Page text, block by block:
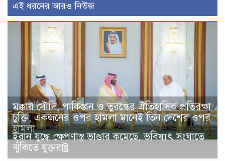
এই ধরনের আরও নিউজ
মক্কায় সৌদি, পাকিস্তান ও তুরস্কের ঐতিহাসিক প্রতিরক্ষা
চুক্তি, একজনের ওপর হামলা মানেই তিন দেশের ওপর
হামলা
ইরান যুদ্ধে ক্ষেপণাস্ত্র ভাণ্ডার কমেছে, ভবিষ্যৎ সংঘাতে
ঝুঁকিতে যুক্তরাষ্ট্র